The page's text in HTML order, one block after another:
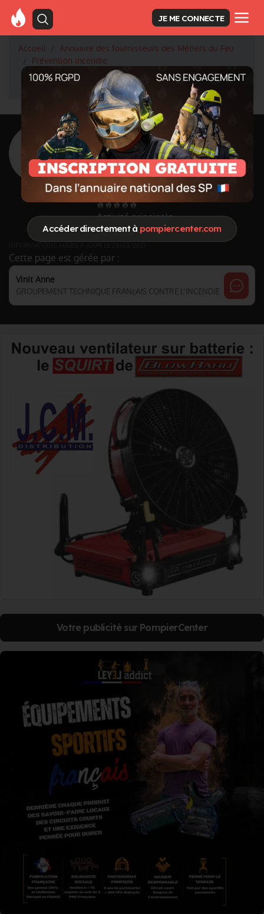
Accéder directement à pompiercenter.com
JE ME CONNECTE
Accueil
Annuaire des fournisseurs des Métiers du Feu
Prévention incendie
GROUPEMENT TECHNIQUE FRANçAIS CONTRE
<Retour à la liste des fournisseurs
GROUPEMENT
TECHNIQUE
FRANçAIS CONTRE
L'INCENDIE
Activité principale
Prévention incendie
Cette page est gérée par :
Vinit Anne
GROUPEMENT TECHNIQUE FRANçAIS CONTRE L'INCENDIE
Votre publicité sur PompierCenter